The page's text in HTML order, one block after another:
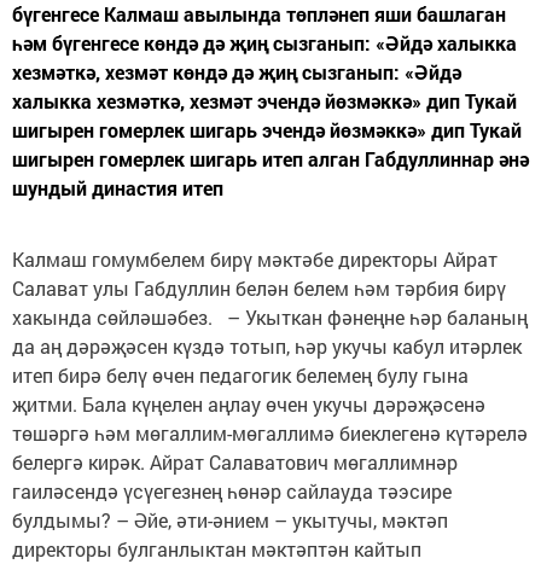
бүгенгесе Калмаш авылында төпләнеп яши башлаган
һәм бүгенгесе көндә дә җиң сызганып: «Әйдә халыкка
хезмәткә, хезмәт көндә дә җиң сызганып: «Әйдә
халыкка хезмәткә, хезмәт эчендә йөзмәккә» дип Тукай
шигырен гомерлек шигарь эчендә йөзмәккә» дип Тукай
шигырен гомерлек шигарь итеп алган Габдуллиннар әнә
шундый династия итеп
Калмаш гомумбелем бирү мәктәбе директоры Айрат
Салават улы Габдуллин белән белем һәм тәрбия бирү
хакында сөйләшәбез. – Укыткан фәнеңне һәр баланың
да аң дәрәҗәсен күздә тотып, һәр укучы кабул итәрлек
итеп бирә белү өчен педагогик белемең булу гына
җитми. Бала күңелен аңлау өчен укучы дәрәҗәсенә
төшәргә һәм мөгаллим-мөгаллимә биеклегенә күтәрелә
белергә кирәк. Айрат Салаватович мөгаллимнәр
гаиләсендә үсүегезнең һөнәр сайлауда тәэсире
булдымы? – Әйе, әти-әнием – укытучы, мәктәп
директоры булганлыктан мәктәптән кайтып